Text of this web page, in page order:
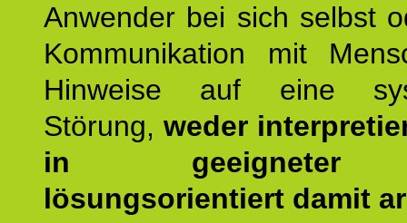
Anwender bei sich selbst
Kommunikation mit
Hinweise auf eine
Störung, weder
in geeigneter
lösungsorientiert damit